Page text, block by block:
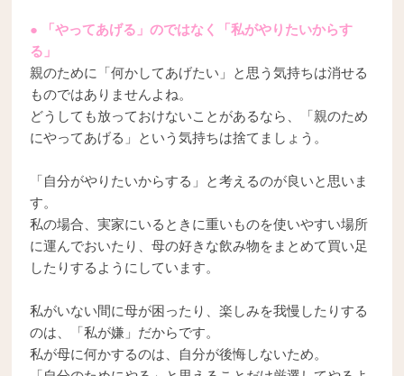
● 「やってあげる」のではなく「私がやりたいからす
る」
親のために「何かしてあげたい」と思う気持ちは消せる
ものではありませんよね。
どうしても放っておけないことがあるなら、「親のため
にやってあげる」という気持ちは捨てましょう。
「自分がやりたいからする」と考えるのが良いと思いま
す。
私の場合、実家にいるときに重いものを使いやすい場所
に運んでおいたり、母の好きな飲み物をまとめて買い足
したりするようにしています。
私がいない間に母が困ったり、楽しみを我慢したりする
のは、「私が嫌」だからです。
私が母に何かするのは、自分が後悔しないため。